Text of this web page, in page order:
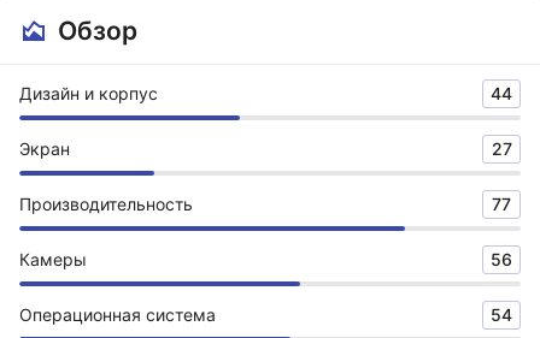
Обзор
Дизайн и корпус 44
Экран 27
Производительность 77
Камеры 56
Операционная система 54